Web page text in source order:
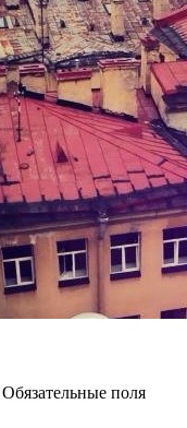
Обязательные поля